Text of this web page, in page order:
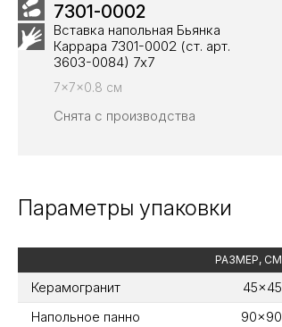
7301-0002
Вставка напольная Бьянка
Каррара 7301-0002 (ст. арт.
3603-0084) 7х7
7x7x0.8 см
Снята с производства
Параметры упаковки
РАЗМЕР, СМ
Керамогранит 45x45
Напольное панно
90x90